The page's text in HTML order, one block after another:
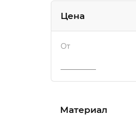
Цена
От
Материал